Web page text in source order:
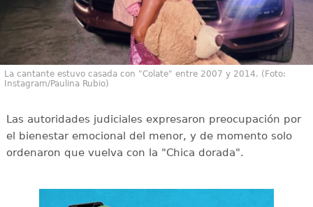
La cantante estuvo casada con "Colate" entre 2007 y 2014. (Foto:
Instagram/Paulina Rubio)
Las autoridades judiciales expresaron preocupación por
el bienestar emocional del menor, y de momento solo
ordenaron que vuelva con la "Chica dorada".